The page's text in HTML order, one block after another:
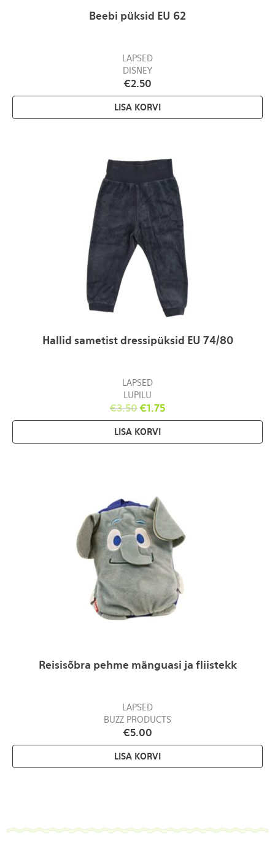
Beebi püksid EU 62
LAPSED
DISNEY
€2.50
LISA KORVI
Hallid sametist dressipüksid EU 74/80
LAPSED
LUPILU
€3.50 €1.75
LISA KORVI
Reisisõbra pehme mänguasi ja fliistekk
LAPSED
BUZZ PRODUCTS
€5.00
LISA KORVI